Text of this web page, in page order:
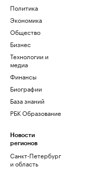
Политика
Экономика
Общество
Бизнес
Технологии и
медиа
Финансы
Биографии
База знаний
РБК Образование
Новости
регионов
Санкт-Петербург
и область